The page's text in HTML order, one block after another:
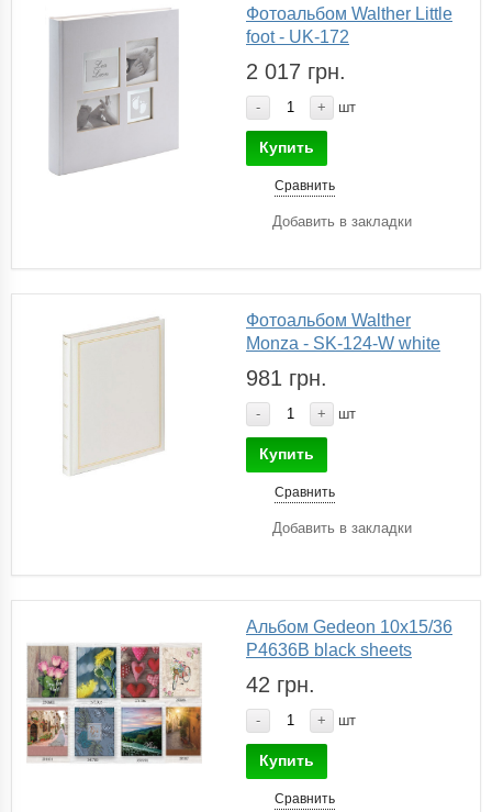
Фотоальбом Walther Little
foot - UK-172
2 017 грн.
- + шт
Купить
Сравнить
Добавить в закладки
Фотоальбом Walther
Monza - SK-124-W white
981 грн.
- + шт
Купить
Сравнить
Добавить в закладки
Альбом Gedeon 10х15/36
P4636B black sheets
42 грн.
- + шт
Купить
Сравнить